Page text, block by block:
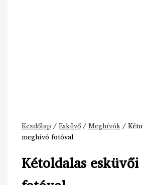
Kezdőlap /Esküvő/Meghívók/
meghívó fotóval
Kétoldalas